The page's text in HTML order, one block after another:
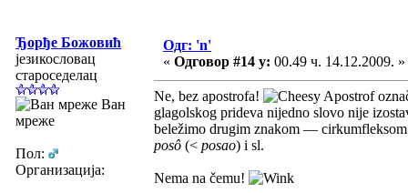
Ђорђе Божовић
језикословац
староседелац
Ван
мреже
Пол:
Организација:
Одг: 'n'
« Одговор #14 у: 00.49 ч. 14.12.2009. »
Ne, bez apostrofa!
Apostrof
glagolskog prideva nijedno slovo nije
beležimo drugim znakom —
posô (< posao) i sl.
Nema na čemu!